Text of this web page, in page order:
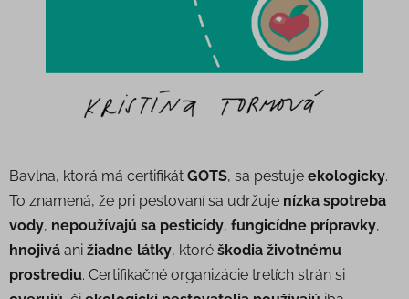
Bavlna, ktorá má certifikát GOTS, sa pestuje ekologicky.
To znamená, že pri pestovaní sa udržuje nízka spotreba
vody, nepoužívajú sa pesticídy, fungicídne prípravky,
hnojivá ani žiadne látky, ktoré škodia životnému
prostrediu. Certifikačné organizácie tretích strán si